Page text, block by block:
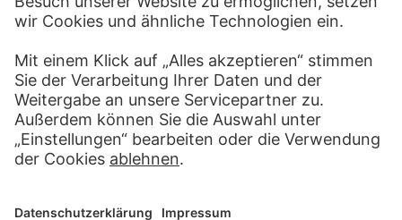
KONTAKT
Haben Sie Anregungen, Fragen oder Informationen zu
diesem Werk?
SCHREIBEN SIE UNS